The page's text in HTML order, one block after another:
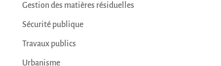
Gestion des matières résiduelles
Sécurité publique
Travaux publics
Urbanisme